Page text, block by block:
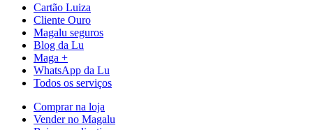
Cartão Luiza
Cliente Ouro
Magalu seguros
Blog da Lu
Maga +
WhatsApp da Lu
Todos os serviços
Comprar na loja
Vender no Magalu